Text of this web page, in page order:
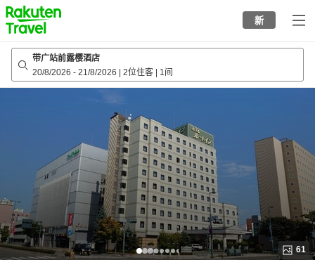
to
top
page
新
带广站前露樱酒店
20/8/2026 - 21/8/2026 2位住客 1间
61